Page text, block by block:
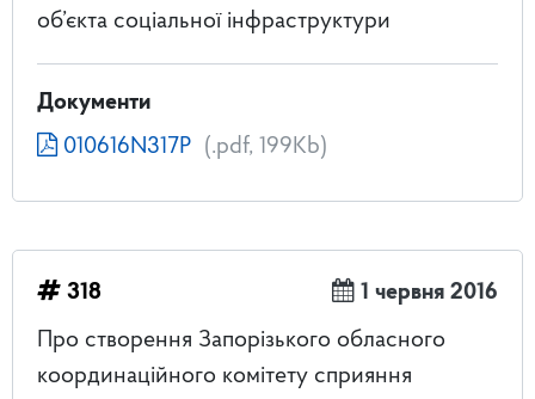
об’єкта соціальної інфраструктури
Документи
010616N317Р (.pdf, 199Kb)
318
1 червня 2016
Про створення Запорізького обласного
координаційного комітету сприяння